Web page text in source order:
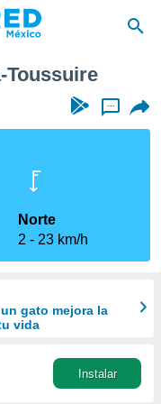
Toussuire
...
Norte
2
23 km/h
gato mejora la
vida
Instalar